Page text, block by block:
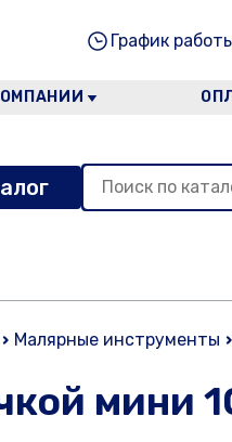
График
Малярные инструменты
мини